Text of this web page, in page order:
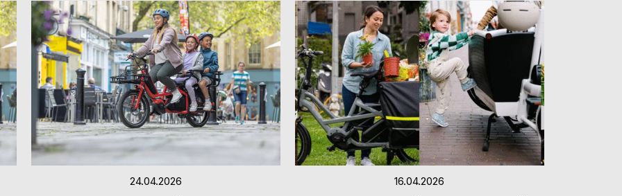
24.04.2026 16.04.2026